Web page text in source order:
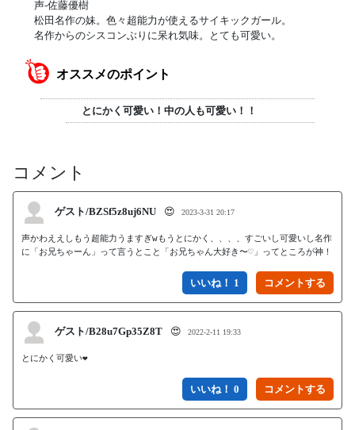
声-佐藤優樹
松田名作の妹。色々超能力が使えるサイキックガール。
名作からのシスコンぶりに呆れ気味。とても可愛い。
オススメのポイント
とにかく可愛い！中の人も可愛い！！
コメント
ゲスト/BZSf5z8uj6NU 😍 2023-3-31 20:17
声かわええしもう超能力うますぎwもうとにかく、、、、すごいし可愛いし名作
に「お兄ちゃーん」って言うとこと「お兄ちゃん大好き〜♡」ってところが神！
いいね！ 1
ゲスト/B28u7Gp35Z8T 😍 2022-2-11 19:33
とにかく可愛い❤️
いいね！ 0